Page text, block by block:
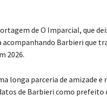
de O Imparcial, que
Barbieri que
2026.
longa parceria de amizade e
de Barbieri como prefeito